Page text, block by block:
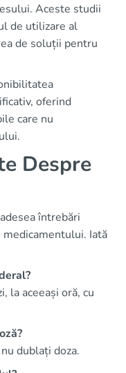
Aceste studii
de utilizare al
de soluții pentru
oferind
care nu
Despre
întrebări
Iată
la aceeași oră, cu
dublați doza.